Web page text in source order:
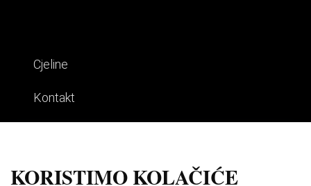
Cjeline
Kontakt
KORISTIMO KOLAČIĆE